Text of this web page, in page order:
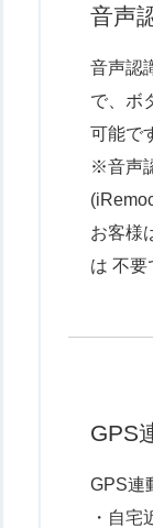
音声
音声認
で、ボ
可能で
※音声
お客様
は 不要
GPS
GPS連
・自